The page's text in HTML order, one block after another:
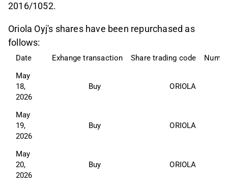
2016/1052.
Oriola Oyj's shares have been repurchased as
follows:
Date Exhange transaction Share trading code
May
18,
2026
Buy ORIOLA
May
19,
2026
Buy ORIOLA
May
20,
2026
Buy ORIOLA